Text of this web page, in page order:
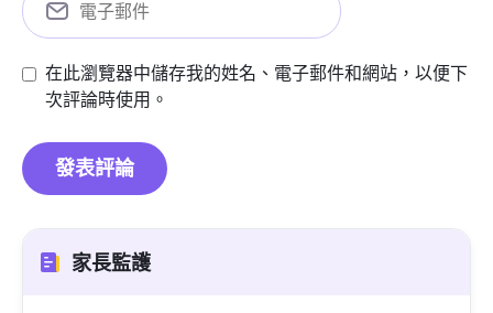
在此瀏覽器中儲存我的姓名、電子郵件和網站，以便下
次評論時使用。
家長監護